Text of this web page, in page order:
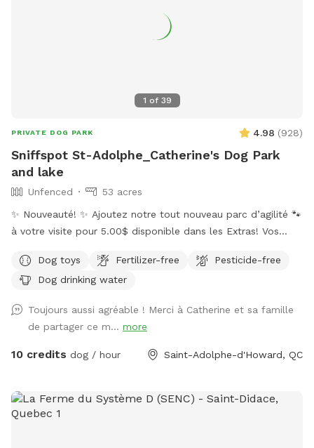
1 of 39
PRIVATE DOG PARK 4.98 (928)
Sniffspot St-Adolphe_Catherine's Dog Park
and lake
Unfenced
53 acres
✨ Nouveauté! ✨ Ajoutez notre tout nouveau parc d’agilité 🐾
à votre visite pour 5.00$ disponible dans les Extras! Vos
🎯, un pont 🌉, un saut dans le pneu 🛞, une balançoire 🎢 et
même un sentier de 1 km 🌲. En prime, découvrez le jeu de
Arrival! ✨ Add our brand new agility park 🐾 to your visit for
$5.00, available in Extras! Your dogs will enjoy 3 jumps 🐕, 12
slalom poles 🎯, a bridge 🌉, a tire jump 🛞, a swing 🎢 and
Adolphe! À seulement 15 minutes de l’autoroute 15 Nord.
👨‍👩‍👧‍👦 𝐍𝐎𝐔𝐕𝐄𝐀𝐔𝐓𝐄́ – 𝐅𝐫𝐚𝐢𝐬 𝐩𝐨𝐮𝐫 𝐩𝐞𝐫𝐬𝐨𝐧𝐧𝐞𝐬 𝐬𝐮𝐩𝐩𝐥𝐞́𝐦𝐞𝐧𝐭𝐚𝐢𝐫𝐞𝐬 :
Dog toys Fertilizer-free
Pesticide-free
Dog drinking water
Toujours aussi agréable ! Merci à Catherine et sa famille
de partager ce m... more
10 credits dog / hour Saint-Adolphe-d'Howard, QC